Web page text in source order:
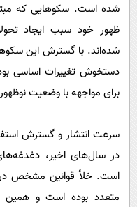
شده است. سکوهایی که مبتنی
ظهور خود سبب ایجاد
شده‌اند. با گسترش این
دستخوش تغییرات اساسی
برای مواجهه با وضعیت
سرعت انتشار و گسترش
در سال‌های اخیر،
است. خلأ قوانین مشخص
متعدد بوده است و همین